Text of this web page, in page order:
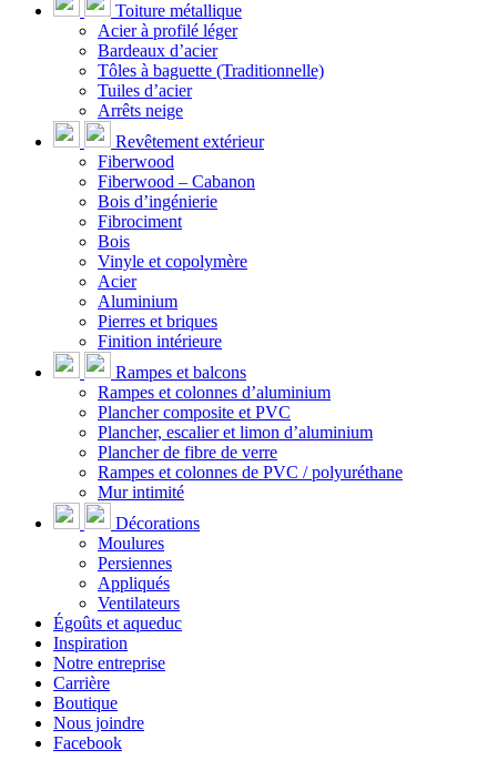
Toiture métallique
Acier à profilé léger
Bardeaux d’acier
Tôles à baguette (Traditionnelle)
Tuiles d’acier
Arrêts neige
Revêtement extérieur
Fiberwood
Fiberwood – Cabanon
Bois d’ingénierie
Fibrociment
Bois
Vinyle et copolymère
Acier
Aluminium
Pierres et briques
Finition intérieure
Rampes et balcons
Rampes et colonnes d’aluminium
Plancher composite et PVC
Plancher, escalier et limon d’aluminium
Plancher de fibre de verre
Rampes et colonnes de PVC / polyuréthane
Mur intimité
Décorations
Moulures
Persiennes
Appliqués
Ventilateurs
Égoûts et aqueduc
Inspiration
Notre entreprise
Carrière
Boutique
Nous joindre
Facebook